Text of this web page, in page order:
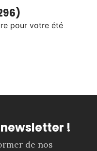
pour votre été
!
de nos